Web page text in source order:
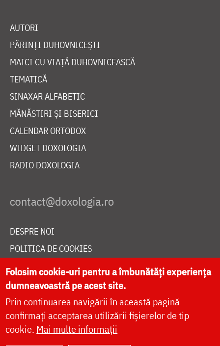
AUTORI
PĂRINȚI DUHOVNICEȘTI
MAICI CU VIAȚĂ DUHOVNICEASCĂ
TEMATICĂ
SINAXAR ALFABETIC
MĂNĂSTIRI ȘI BISERICI
CALENDAR ORTODOX
WIDGET DOXOLOGIA
RADIO DOXOLOGIA
DESPRE NOI
POLITICA DE COOKIES
DONEAZĂ ONLINE PENTRU CATEDRALA NAȚIONALĂ
LIVE
Folosim cookie-uri pentru a îmbunătăți experiența
dumneavoastră pe acest site.
Prin continuarea navigării în această pagină
confirmați acceptarea utilizării fișierelor de tip
cookie. Mai multe informații